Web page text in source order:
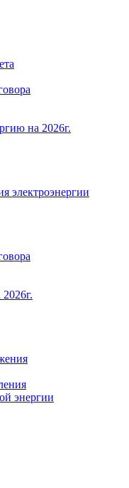
на 2026г.
электроэнергии
энергии